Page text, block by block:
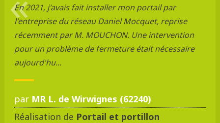
En 2021, j'avais fait installer mon portail par
l'entreprise du réseau Daniel Mocquet, reprise
récemment par M. MOUCHON. Une intervention
pour un problème de fermeture était nécessaire
aujourd'hu...
par MR L. de Wirwignes (62240)
Réalisation de Portail et portillon